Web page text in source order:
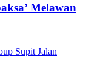
Melawan